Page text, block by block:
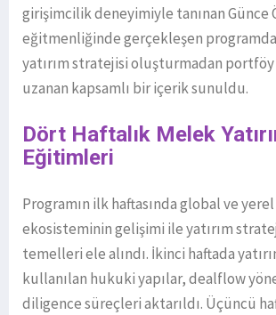
girişimcilik deneyimiyle tanınan Günce
eğitmenliğinde gerçekleşen
yatırım stratejisi oluşturmadan
uzanan kapsamlı bir içerik sunuldu.
Dört Haftalık Melek
Eğitimleri
Programın ilk haftasında global ve
ekosisteminin gelişimi ile yatırım
temelleri ele alındı. İkinci haftada
kullanılan hukuki yapılar, dealflow
diligence süreçleri aktarıldı. Üçüncü